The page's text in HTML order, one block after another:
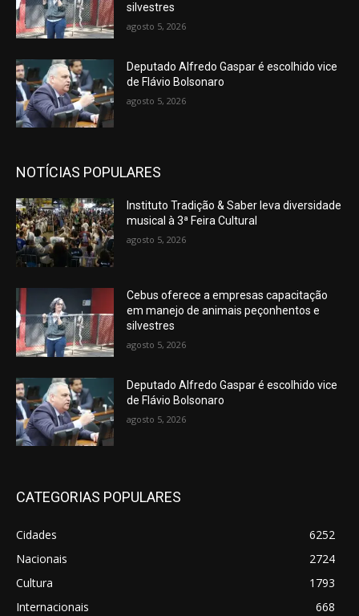
silvestres
agosto 5, 2026
Deputado Alfredo Gaspar é escolhido vice
de Flávio Bolsonaro
agosto 5, 2026
NOTÍCIAS POPULARES
Instituto Tradição & Saber leva diversidade
musical à 3ª Feira Cultural
agosto 5, 2026
Cebus oferece a empresas capacitação
em manejo de animais peçonhentos e
silvestres
agosto 5, 2026
Deputado Alfredo Gaspar é escolhido vice
de Flávio Bolsonaro
agosto 5, 2026
CATEGORIAS POPULARES
Cidades
6252
Nacionais
2724
Cultura
1793
Internacionais
668